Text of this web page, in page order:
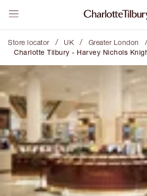
Store locator / UK / Greater London /
Charlotte Tilbury - Harvey Nichols